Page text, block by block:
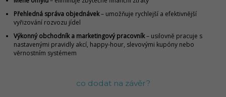
Přehledná správa objednávek– umožňuje rychlejší a efektivnější
vyřizování rozvozu jídel
Výkonný obchodník a marketingový pracovník– usilovně pracuje s
nastavenými pravidly akcí, happy-hour, slevovými kupóny nebo
věrnostním systémem
co dodat na závěr?